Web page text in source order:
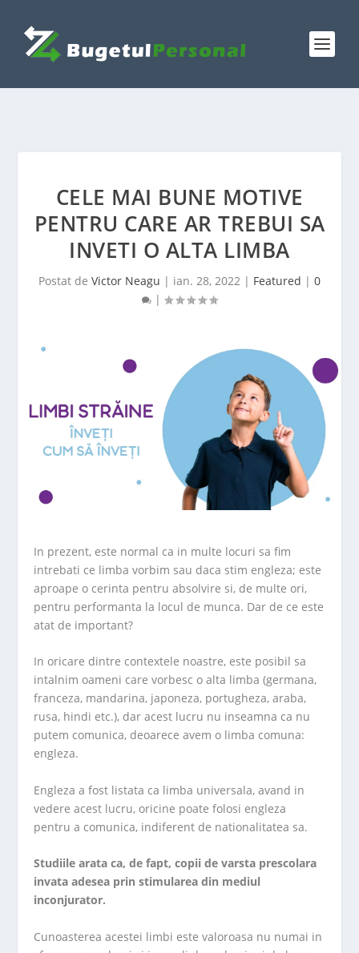
CELE MAI BUNE MOTIVE
PENTRU CARE AR TREBUI SA
INVETI O ALTA LIMBA
Postat de Victor Neagu | ian. 28, 2022 | Featured | 0
|
In prezent, este normal ca in multe locuri sa fim
intrebati ce limba vorbim sau daca stim engleza; este
aproape o cerinta pentru absolvire si, de multe ori,
pentru performanta la locul de munca. Dar de ce este
atat de important?
In oricare dintre contextele noastre, este posibil sa
intalnim oameni care vorbesc o alta limba (germana,
franceza, mandarina, japoneza, portugheza, araba,
rusa, hindi etc.), dar acest lucru nu inseamna ca nu
putem comunica, deoarece avem o limba comuna:
engleza.
Engleza a fost listata ca limba universala, avand in
vedere acest lucru, oricine poate folosi engleza
pentru a comunica, indiferent de nationalitatea sa.
Studiile arata ca, de fapt, copii de varsta prescolara
invata adesea prin stimularea din mediul
inconjurator.
Cunoasterea acestei limbi este valoroasa nu numai in